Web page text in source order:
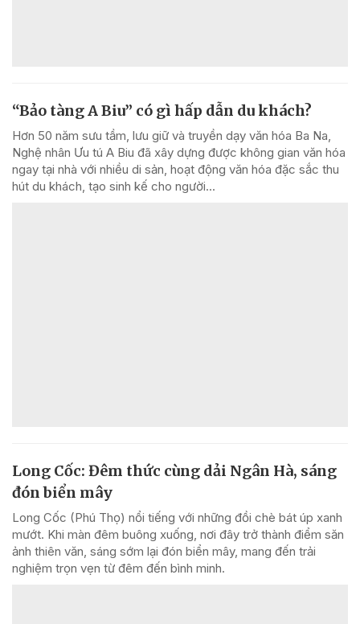
“Bảo tàng A Biu” có gì hấp dẫn du khách?
Hơn 50 năm sưu tầm, lưu giữ và truyền dạy văn hóa Ba Na,
Nghệ nhân Ưu tú A Biu đã xây dựng được không gian văn hóa
ngay tại nhà với nhiều di sản, hoạt động văn hóa đặc sắc thu
hút du khách, tạo sinh kế cho người...
Long Cốc: Đêm thức cùng dải Ngân Hà, sáng
đón biển mây
Long Cốc (Phú Thọ) nổi tiếng với những đồi chè bát úp xanh
mướt. Khi màn đêm buông xuống, nơi đây trở thành điểm săn
ảnh thiên văn, sáng sớm lại đón biển mây, mang đến trải
nghiệm trọn vẹn từ đêm đến bình minh.